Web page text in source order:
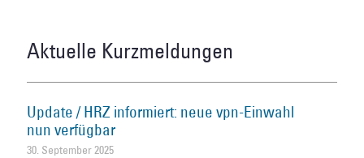
Aktuelle Kurzmeldungen
Update / HRZ informiert: neue vpn-Einwahl
nun verfügbar
30. September 2025